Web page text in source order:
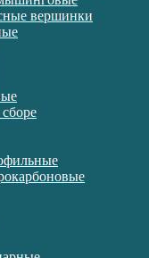
вершинки